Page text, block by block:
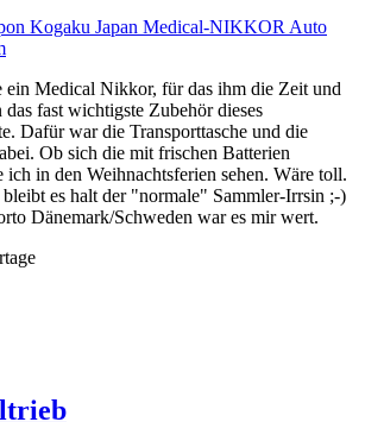
Kogaku Japan Medical-NIKKOR Auto
ein Medical Nikkor, für das ihm die Zeit und
fast wichtigste Zubehör dieses
Dafür war die Transporttasche und die
Ob sich die mit frischen Batterien
ich in den Weihnachtsferien sehen. Wäre toll.
es halt der "normale" Sammler-Irrsin ;-)
Dänemark/Schweden war es mir wert.